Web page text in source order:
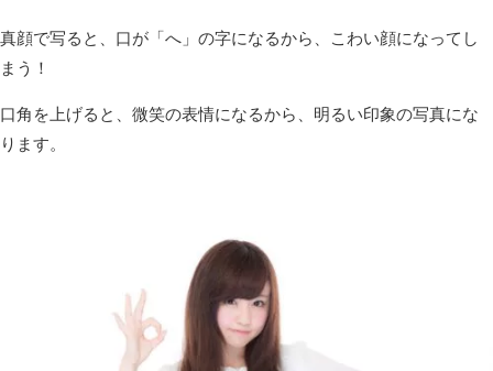
真顔で写ると、口が「へ」の字になるから、こわい顔になってし
まう！
口角を上げると、微笑の表情になるから、明るい印象の写真にな
ります。